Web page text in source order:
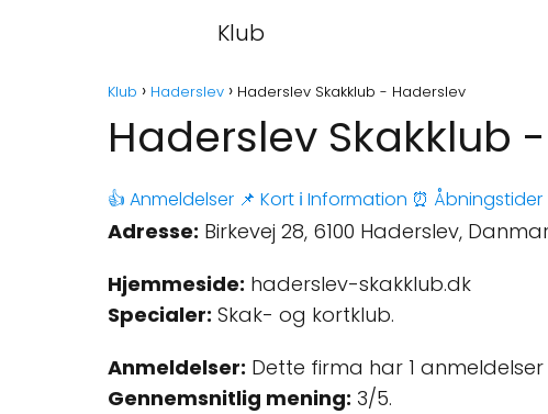
Klub
Klub Haderslev Haderslev Skakklub - Haderslev
Haderslev Skakklub
👍 Anmeldelser 📌 Kort ℹ️ Information ⏰ Åbningstider
Adresse: Birkevej 28, 6100 Haderslev,
Hjemmeside: haderslev-skakklub.dk
Specialer: Skak- og kortklub.
Anmeldelser: Dette firma har 1 anmeldelser
Gennemsnitlig mening: 3/5.